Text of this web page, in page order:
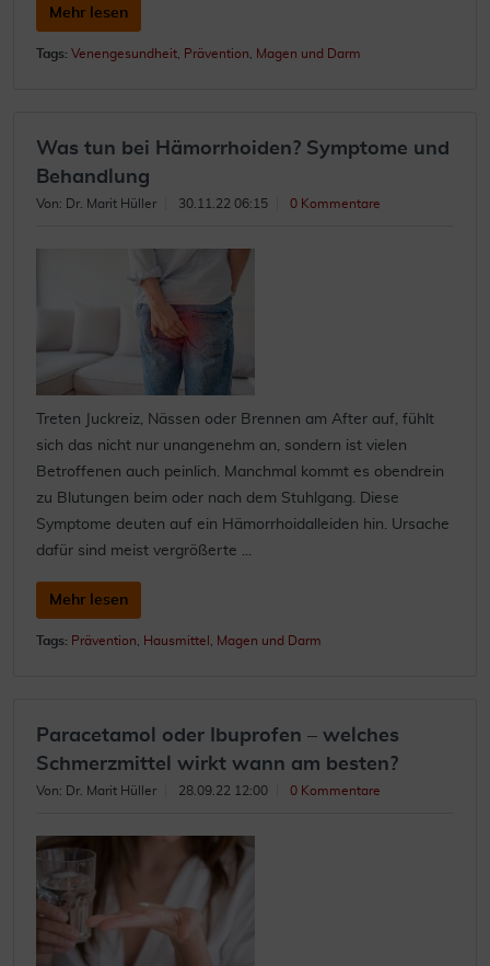
Mehr lesen
Tags: Venengesundheit Prävention Magen und Darm
Was tun bei Hämorrhoiden? Symptome und
Behandlung
Von: Dr. Marit Hüller 30.11.22 06:15 0 Kommentare
Treten Juckreiz, Nässen oder Brennen am After auf, fühlt
sich das nicht nur unangenehm an, sondern ist vielen
Betroffenen auch peinlich. Manchmal kommt es obendrein
zu Blutungen beim oder nach dem Stuhlgang. Diese
Symptome deuten auf ein Hämorrhoidalleiden hin. Ursache
dafür sind meist vergrößerte ...
Mehr lesen
Tags: Prävention Hausmittel Magen und Darm
Paracetamol oder Ibuprofen – welches
Schmerzmittel wirkt wann am besten?
Von: Dr. Marit Hüller 28.09.22 12:00 0 Kommentare